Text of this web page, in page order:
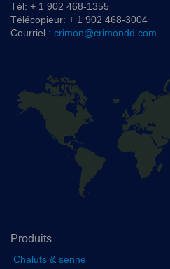
Tél: + 1 902 468-1355
Télécopieur: + 1 902 468-3004
Courriel : crimon@crimondd.com
Produits
Chaluts & senne